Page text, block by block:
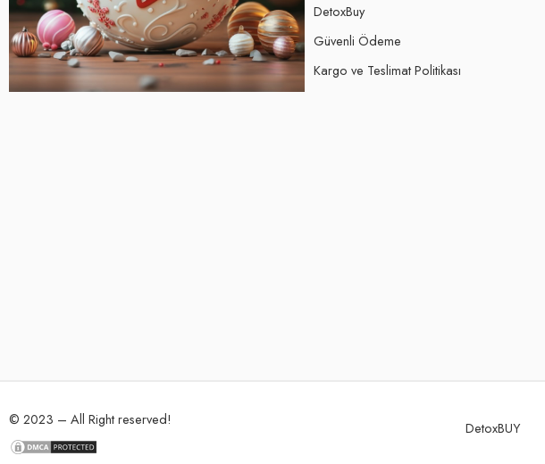
DetoxBuy
Güvenli Ödeme
Kargo ve Teslimat Politikası
© 2023 – All Right reserved! DetoxBUY